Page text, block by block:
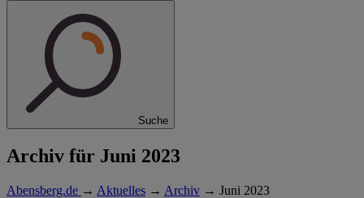
Suche
Archiv für Juni 2023
Abensberg.de → Aktuelles → Archiv → Juni 2023